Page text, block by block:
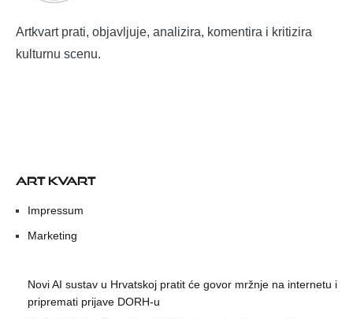
Artkvart prati, objavljuje, analizira, komentira i kritizira
kulturnu scenu.
ART KVART
Impressum
Marketing
Novi AI sustav u Hrvatskoj pratit će govor mržnje na internetu i
pripremati prijave DORH-u